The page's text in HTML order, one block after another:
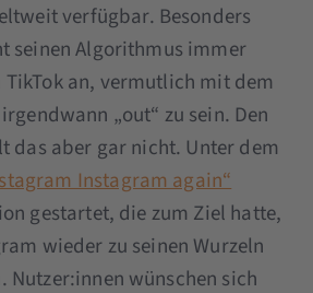
verfügbar. Besonders
seinen Algorithmus immer
an, vermutlich mit dem
„out“ zu sein. Den
das aber gar nicht. Unter dem
Instagram again“
gestartet, die zum Ziel hatte,
wieder zu seinen Wurzeln
Nutzer:innen wünschen sich